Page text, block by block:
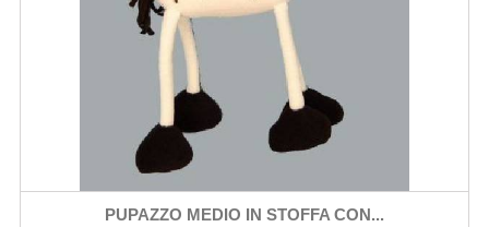
PUPAZZO MEDIO IN STOFFA CON...